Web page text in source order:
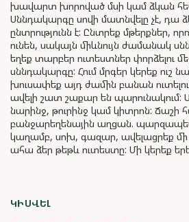
խավարտ խորոված մսի կամ ձկան
Սննդակարգը սովի մատնվելը չէ, դա
ընտրությունն է: Ընտրեք մթերքներ,
ունեն, սակայն միևնույն ժամանակ
եղեք տարբեր ուտեստներ փորձելու
սննդակարգը: Հում մրգեր կերեք ուշ
խուսափեք այդ ժամին բանան
ավելի շատ շաքար են պարունակում:
նարինջ, թուրինջ կամ կիտրոն: Ճաշի
բանջարեղենային աղցան. պարզապես
կաղամբ, սոխ, գազար, ավելացրեք մի
ահա ձեր թեթև ուտեստը: Մի կերեք
ԿԻՍՎԵԼ